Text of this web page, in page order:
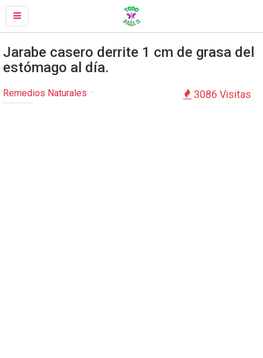
Jarabe casero derrite 1 cm de grasa del
estómago al día.
Remedios Naturales 3086 Visitas